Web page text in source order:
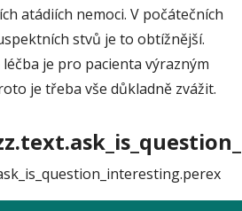
atádiích nemoci. V počátečních
stvů je to obtížnější.
je pro pacienta výrazným
je třeba vše důkladně zvážit.